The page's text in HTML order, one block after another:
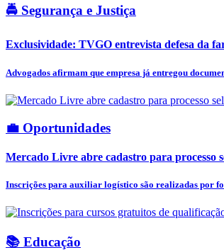
🚔 Segurança e Justiça
Exclusividade: TVGO entrevista defesa da
Advogados afirmam que empresa já entregou
💼 Oportunidades
Mercado Livre abre cadastro para processo
Inscrições para auxiliar logístico são realizadas por
📚 Educação